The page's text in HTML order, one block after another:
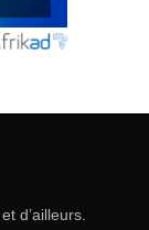
d’ailleurs.